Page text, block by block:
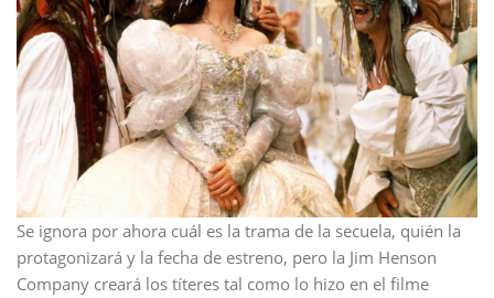
Se ignora por ahora cuál es la trama de la secuela, quién la
protagonizará y la fecha de estreno, pero la Jim Henson
Company creará los títeres tal como lo hizo en el filme